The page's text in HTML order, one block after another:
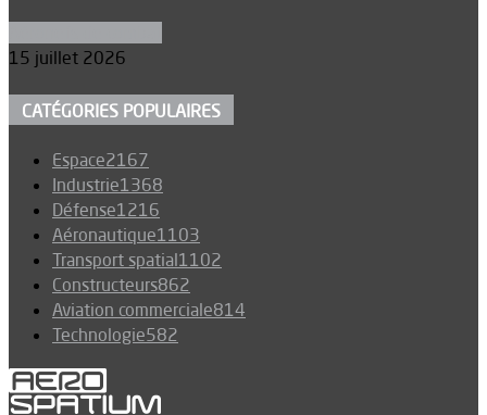
15 juillet 2026
CATÉGORIES POPULAIRES
Espace2167
Industrie1368
Défense1216
Aéronautique1103
Transport spatial1102
Constructeurs862
Aviation commerciale814
Technologie582